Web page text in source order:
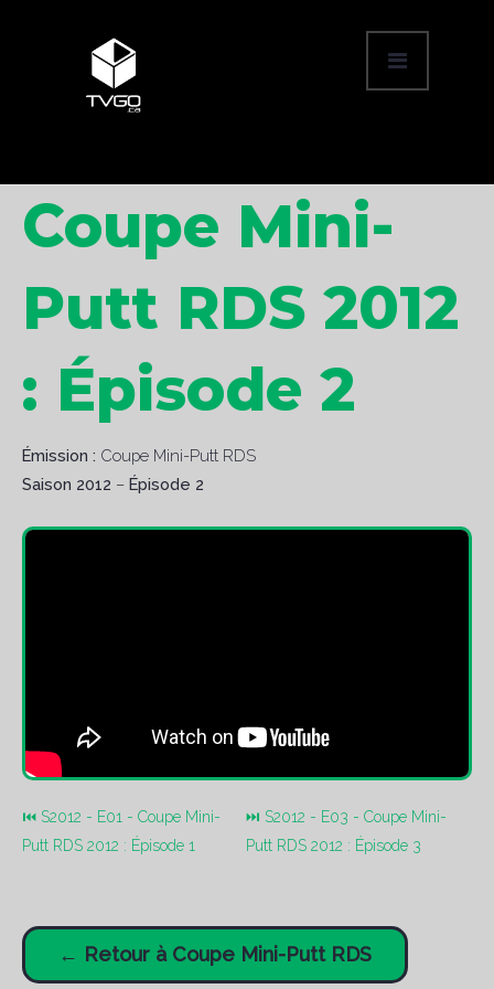
Coupe Mini-
Putt RDS 2012
: Épisode 2
Émission : Coupe Mini-Putt RDS
Saison 2012 – Épisode 2
⏮ S2012 - E01 - Coupe Mini-
Putt RDS 2012 : Épisode 1
⏭ S2012 - E03 - Coupe Mini-
Putt RDS 2012 : Épisode 3
← Retour à Coupe Mini-Putt RDS